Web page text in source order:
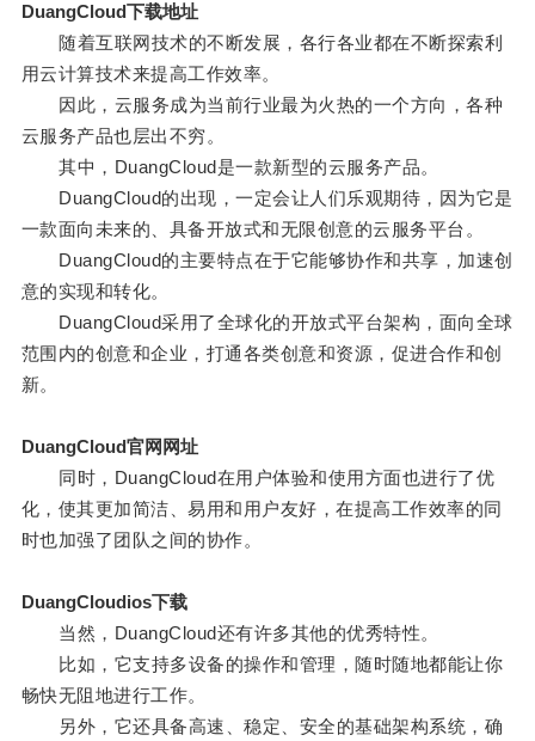
DuangCloud下载地址
随着互联网技术的不断发展，各行各业都在不断探索利
用云计算技术来提高工作效率。
因此，云服务成为当前行业最为火热的一个方向，各种
云服务产品也层出不穷。
其中，DuangCloud是一款新型的云服务产品。
DuangCloud的出现，一定会让人们乐观期待，因为它是
一款面向未来的、具备开放式和无限创意的云服务平台。
DuangCloud的主要特点在于它能够协作和共享，加速创
意的实现和转化。
DuangCloud采用了全球化的开放式平台架构，面向全球
范围内的创意和企业，打通各类创意和资源，促进合作和创
新。
DuangCloud官网网址
同时，DuangCloud在用户体验和使用方面也进行了优
化，使其更加简洁、易用和用户友好，在提高工作效率的同
时也加强了团队之间的协作。
DuangCloudios下载
当然，DuangCloud还有许多其他的优秀特性。
比如，它支持多设备的操作和管理，随时随地都能让你
畅快无阻地进行工作。
另外，它还具备高速、稳定、安全的基础架构系统，确